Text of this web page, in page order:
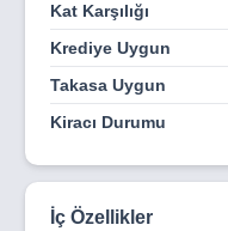
GÜVENLİK KULÜBESİ
SİTE İÇİ, BİNA
GÜVENLİK
SİTE GİRİŞİNDE
AÇIK OTOPARK
SİTE ÖNÜNDE YEŞİL
Kat Karşılığı
Krediye Uygun
Takasa Uygun
Kiracı Durumu
İç Özellikler